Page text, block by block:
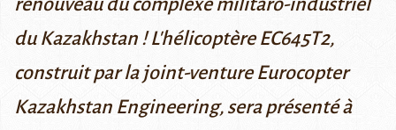
renouveau du complexe militaro-industriel
du Kazakhstan ! L'hélicoptère EC645T2,
construit par la joint-venture Eurocopter
Kazakhstan Engineering, sera présenté à